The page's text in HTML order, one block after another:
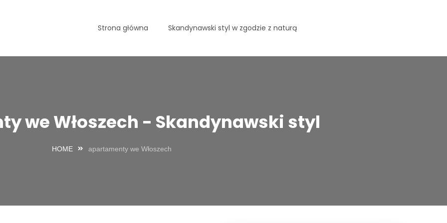
Strona główna Skandynawski styl w zgodzie z naturą
we Włoszech - Skandynawski styl
HOME apartamenty we Włoszech